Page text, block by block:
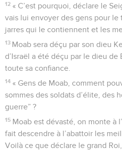
12 « C’est pourquoi, déclare le
vais lui envoyer des gens pour le
jarres qui le contiennent et les
13 Moab sera déçu par son dieu
d’Israël a été déçu par le dieu
toute sa confiance.
14 « Gens de Moab, comment
sommes des soldats d’élite, des
guerre” ?
15 Moab est dévasté, on monte à
fait descendre à l’abattoir les
Voilà ce que déclare le grand